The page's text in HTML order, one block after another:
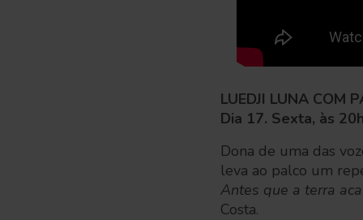
LUEDJI LUNA COM
Dia 17. Sexta, às
Dona de uma das
leva ao palco um
Antes que a terra
Costa.